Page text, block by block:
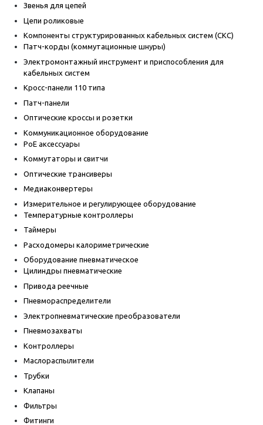
Звенья для цепей
Цепи роликовые
Компоненты структурированных кабельных систем (СКС)
Патч-корды (коммутационные шнуры)
Электромонтажный инструмент и приспособления для
кабельных систем
Кросс-панели 110 типа
Патч-панели
Оптические кроссы и розетки
Коммуникационное оборудование
PoE аксессуары
Коммутаторы и свитчи
Оптические трансиверы
Медиаконвертеры
Измерительное и регулирующее оборудование
Температурные контроллеры
Таймеры
Расходомеры калориметрические
Оборудование пневматическое
Цилиндры пневматические
Привода реечные
Пневмораспределители
Электропневматические преобразователи
Пневмозахваты
Контроллеры
Маслораспылители
Трубки
Клапаны
Фильтры
Фитинги